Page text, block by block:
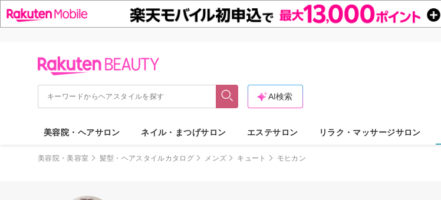
AI検索
美容院・ヘアサロン ネイル・まつげサロン エステサロン リラク・マッサージサロン
美容院・美容室 髪型・ヘアスタイルカタログ メンズ キュート モヒカン